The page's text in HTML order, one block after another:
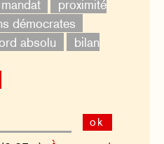
proximité
démocrates
absolu
bilan
ok